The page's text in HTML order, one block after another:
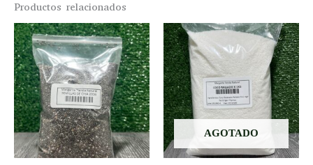
Productos relacionados
AGOTADO